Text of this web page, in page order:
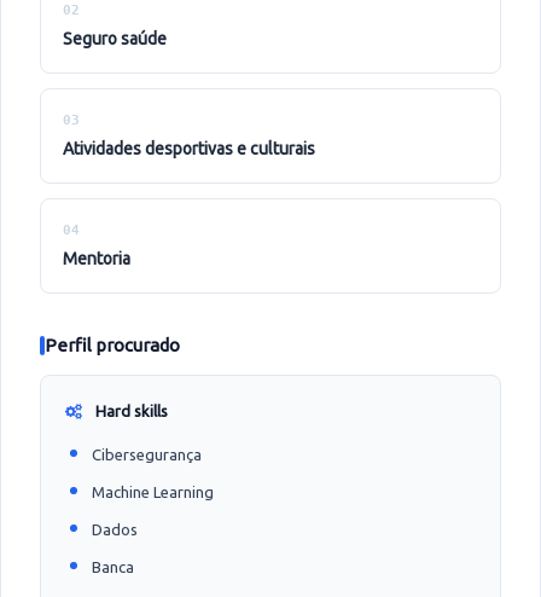
02
seguro saúde
03
atividades desportivas e culturais
04
mentoria
Perfil procurado
Hard skills
Cibersegurança
Machine Learning
Dados
Banca